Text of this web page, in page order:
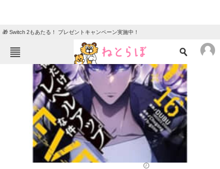
🎁 Switch 2もあたる！ プレゼントキャンペーン実施中！
ねとらぼメニュー
ニュース
クイズ
地域
教育・育児